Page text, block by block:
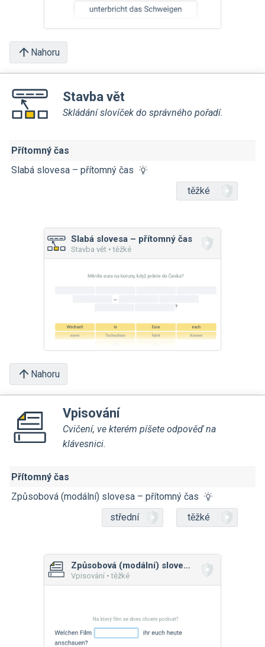
Nahoru
Stavba vět
Skládání slovíček do správného pořadí.
Přítomný čas
Slabá slovesa – přítomný čas
těžké
Slabá slovesa – přítomný čas
Stavba vět • těžké
Nahoru
Vpisování
Cvičení, ve kterém píšete odpověď na
klávesnici.
Přítomný čas
Způsobová (modální) slovesa – přítomný čas
střední
těžké
Způsobová (modální) slovesa – přítomný čas
Vpisování • těžké